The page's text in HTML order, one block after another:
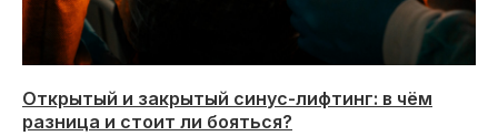
Открытый и закрытый синус-лифтинг: в чём
разница и стоит ли бояться?